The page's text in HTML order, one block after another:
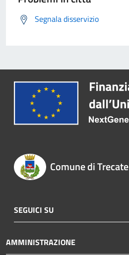
Segnala disservizio
Comune di Trecate
SEGUICI SU
AMMINISTRAZIONE